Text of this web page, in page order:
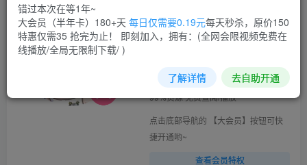
点此下载安卓版APP
文章，建议升级大会员及以上 全站
99%资源 免费查阅/播放
点击底部导航的 【大会员】按钮可快
捷开通哟~
查看会员特权
错过本次在等1年~
大会员（半年卡）180+天 每日仅需要0.19元每天秒杀，原价150
特惠仅需35 抢完为止！ 即刻加入，拥有：(全网会限视频免费在
线播放/全局无限制下载/ )
了解详情 去自助开通